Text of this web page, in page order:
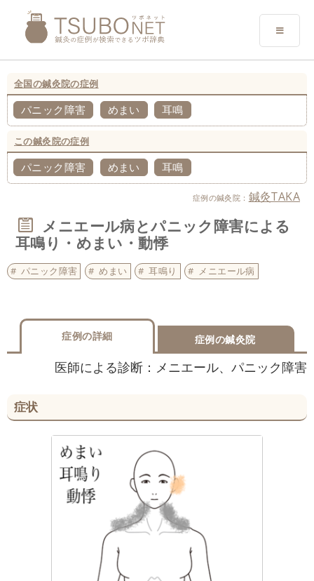
全国の鍼灸院の症例
パニック障害 めまい 耳鳴
この鍼灸院の症例
パニック障害 めまい 耳鳴
症例の鍼灸院： 鍼灸TAKA
メニエール病とパニック障害による
耳鳴り・めまい・動悸
パニック障害 めまい 耳鳴り メニエール病
症例の詳細 症例の鍼灸院
医師による診断：メニエール、パニック障害
症状